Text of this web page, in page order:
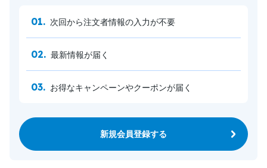
次回から注文者情報の入力が不要
最新情報が届く
お得なキャンペーンやクーポンが届く
新規会員登録する